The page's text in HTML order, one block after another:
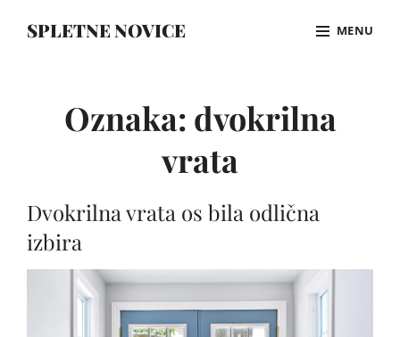
SPLETNE NOVICE MENU
Oznaka: dvokrilna
vrata
Dvokrilna vrata os bila odlična
izbira